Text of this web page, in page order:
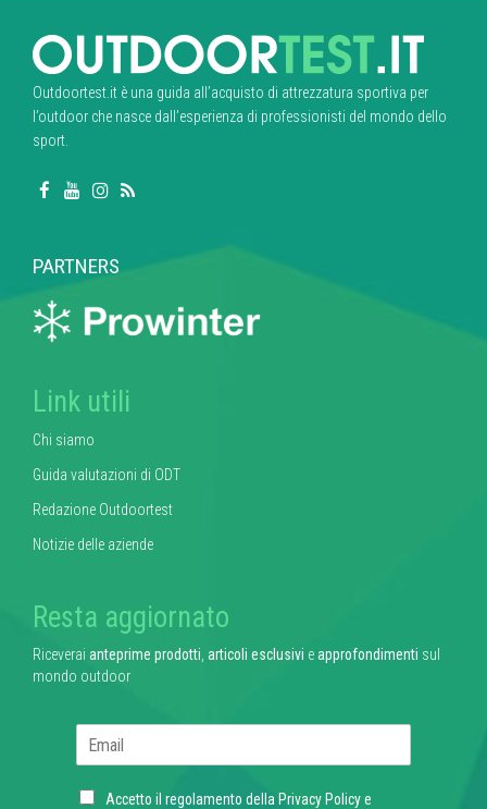
Outdoortest.it è una guida all’acquisto di attrezzatura sportiva per
l’outdoor che nasce dall’esperienza di professionisti del mondo dello
sport.
PARTNERS
Link utili
Chi siamo
Guida valutazioni di ODT
Redazione Outdoortest
Notizie delle aziende
Resta aggiornato
Riceverai anteprime prodotti, articoli esclusivi eapprofondimenti sul
mondo outdoor
C
Accetto il regolamento della Privacy Policye